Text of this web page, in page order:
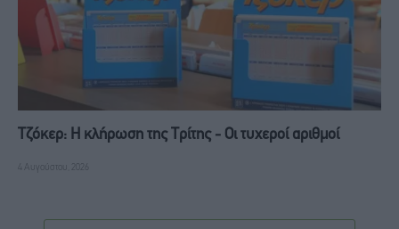
Τζόκερ: Η κλήρωση της Τρίτης - Οι τυχεροί αριθμοί
4 Αυγούστου, 2026